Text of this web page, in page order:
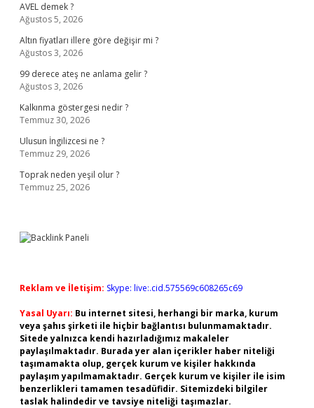
AVEL demek ?
Ağustos 5, 2026
Altın fiyatları illere göre değişir mi ?
Ağustos 3, 2026
99 derece ateş ne anlama gelir ?
Ağustos 3, 2026
Kalkınma göstergesi nedir ?
Temmuz 30, 2026
Ulusun İngilizcesi ne ?
Temmuz 29, 2026
Toprak neden yeşil olur ?
Temmuz 25, 2026
Reklam ve İletişim: Skype: live:.cid.575569c608265c69
Yasal Uyarı: Bu internet sitesi, herhangi bir marka, kurum
veya şahıs şirketi ile hiçbir bağlantısı bulunmamaktadır.
Sitede yalnızca kendi hazırladığımız makaleler
paylaşılmaktadır. Burada yer alan içerikler haber niteliği
taşımamakta olup, gerçek kurum ve kişiler hakkında
paylaşım yapılmamaktadır. Gerçek kurum ve kişiler ile isim
benzerlikleri tamamen tesadüfidir. Sitemizdeki bilgiler
taslak halindedir ve tavsiye niteliği taşımazlar.